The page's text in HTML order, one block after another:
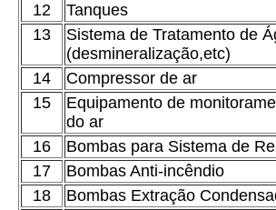
12
Tanques
13
Sistema de Tratamento de
(desmineralização,etc)
14 Compressor de ar
15
Equipamento de
do ar
16 Bombas para Sistema de
17
Bombas Anti-incêndio
18
Bombas Extração